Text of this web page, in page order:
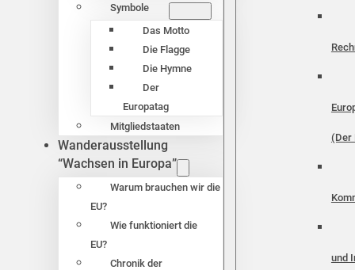
Symbole
Das Motto
Die Flagge
Die Hymne
Der
Europatag
Mitgliedstaaten
Wanderausstellung
“Wachsen in Europa”
Warum brauchen wir die
EU?
Wie funktioniert die
EU?
Chronik der
(Der
und